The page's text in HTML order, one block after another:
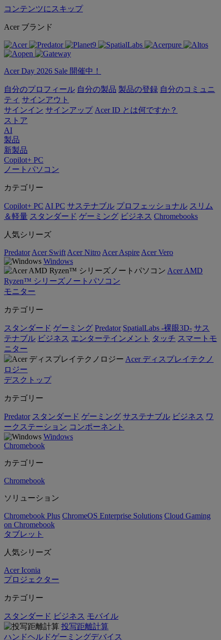
コンテンツにスキップ
Acer ブランド
Acer Day 2026 Sale 開催中！
自分のプロフィール 自分の製品 製品の登録 自分のコミュニ
ティ サインアウト
サインイン サインアップ Acer ID とは何ですか？
ストア
AI
製品
新製品
Copilot+ PC
ノートパソコン
カテゴリー
Copilot+ PC AI PC サステナブル プロフェッショナル スリム
＆軽量 スタンダード ゲーミング ビジネス Chromebooks
人気シリーズ
Predator Acer Swift Acer Nitro Acer Aspire Acer Vero
Windows
Acer AMD
Ryzen™ シリーズノートパソコン
モニター
カテゴリー
スタンダード ゲーミング Predator SpatialLabs -裸眼3D- サス
テナブル ビジネス エンターテインメント タッチ スマートモ
ニター
Acer ディスプレイテクノ
ロジー
デスクトップ
カテゴリー
Predator スタンダード ゲーミング サステナブル ビジネス ワ
ークステーション コンポーネント
Windows
Chromebook
カテゴリー
Chromebook
ソリューション
Chromebook Plus ChromeOS Enterprise Solutions Cloud Gaming
on Chromebook
タブレット
人気シリーズ
Acer Iconia
プロジェクター
カテゴリー
スタンダード ビジネス モバイル
投写距離計算
ハンドヘルドゲーミングデバイス